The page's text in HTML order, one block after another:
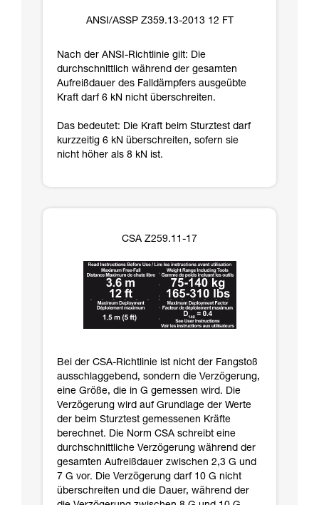
ANSI/ASSP Z359.13-2013 12 FT
Nach der ANSI-Richtlinie gilt: Die
durchschnittlich während der gesamten
Aufreißdauer des Falldämpfers ausgeübte
Kraft darf 6 kN nicht überschreiten.
Das bedeutet: Die Kraft beim Sturztest darf
kurzzeitig 6 kN überschreiten, sofern sie
nicht höher als 8 kN ist.
CSA Z259.11-17
Bei der CSA-Richtlinie ist nicht der Fangstoß
ausschlaggebend, sondern die Verzögerung,
eine Größe, die in G gemessen wird. Die
Verzögerung wird auf Grundlage der Werte
der beim Sturztest gemessenen Kräfte
berechnet. Die Norm CSA schreibt eine
durchschnittliche Verzögerung während der
gesamten Aufreißdauer zwischen 2,3 G und
7 G vor. Die Verzögerung darf 10 G nicht
überschreiten und die Dauer, während der